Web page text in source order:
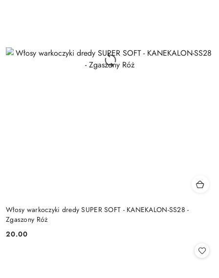
Włosy warkoczyki dredy SUPER SOFT - KANEKALON-SS28 -
Zgaszony Róż
Cena:
20.00